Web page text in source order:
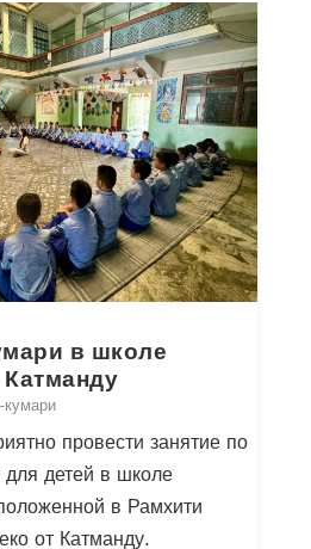
в школе
кумари
провести занятие по
для детей в школе
в Рамхити
от Катманду.